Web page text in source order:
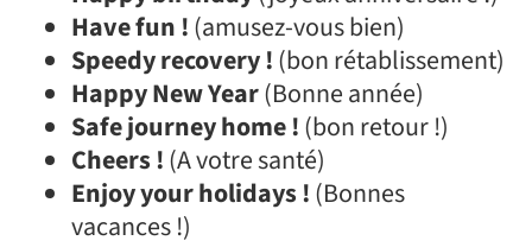
Have fun !(amusez-vous bien)
Speedy recovery !(bon rétablissement)
Happy New Year(Bonne année)
Safe journey home !(bon retour !)
Cheers !(A votre santé)
Enjoy your holidays !(Bonnes
vacances !)